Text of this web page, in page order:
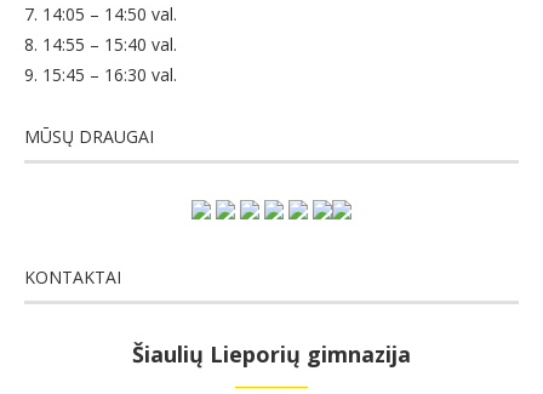
7. 14:05 – 14:50 val.
8. 14:55 – 15:40 val.
9. 15:45 – 16:30 val.
MŪSŲ DRAUGAI
KONTAKTAI
Šiaulių Lieporių gimnazija